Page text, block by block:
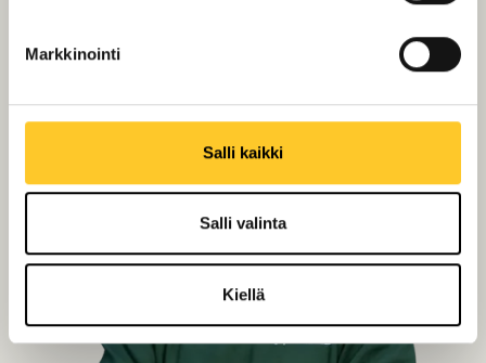
Markkinointi
Salli kaikki
Salli valinta
Kiellä